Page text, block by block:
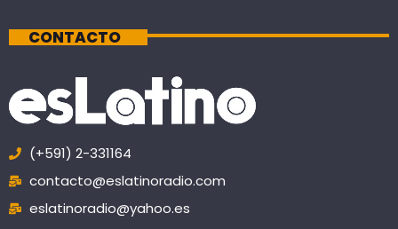
CONTACTO
(+591) 2-331164
contacto@eslatinoradio.com
eslatinoradio@yahoo.es